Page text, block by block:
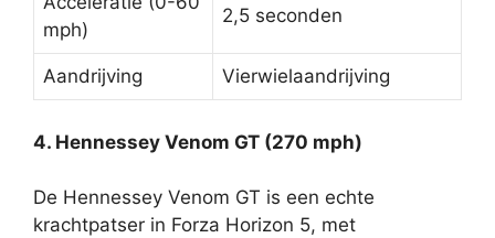
mph)
2,5 seconden
Aandrijving Vierwielaandrijving
4. Hennessey Venom GT (270 mph)
De Hennessey Venom GT is een echte
krachtpatser in Forza Horizon 5, met